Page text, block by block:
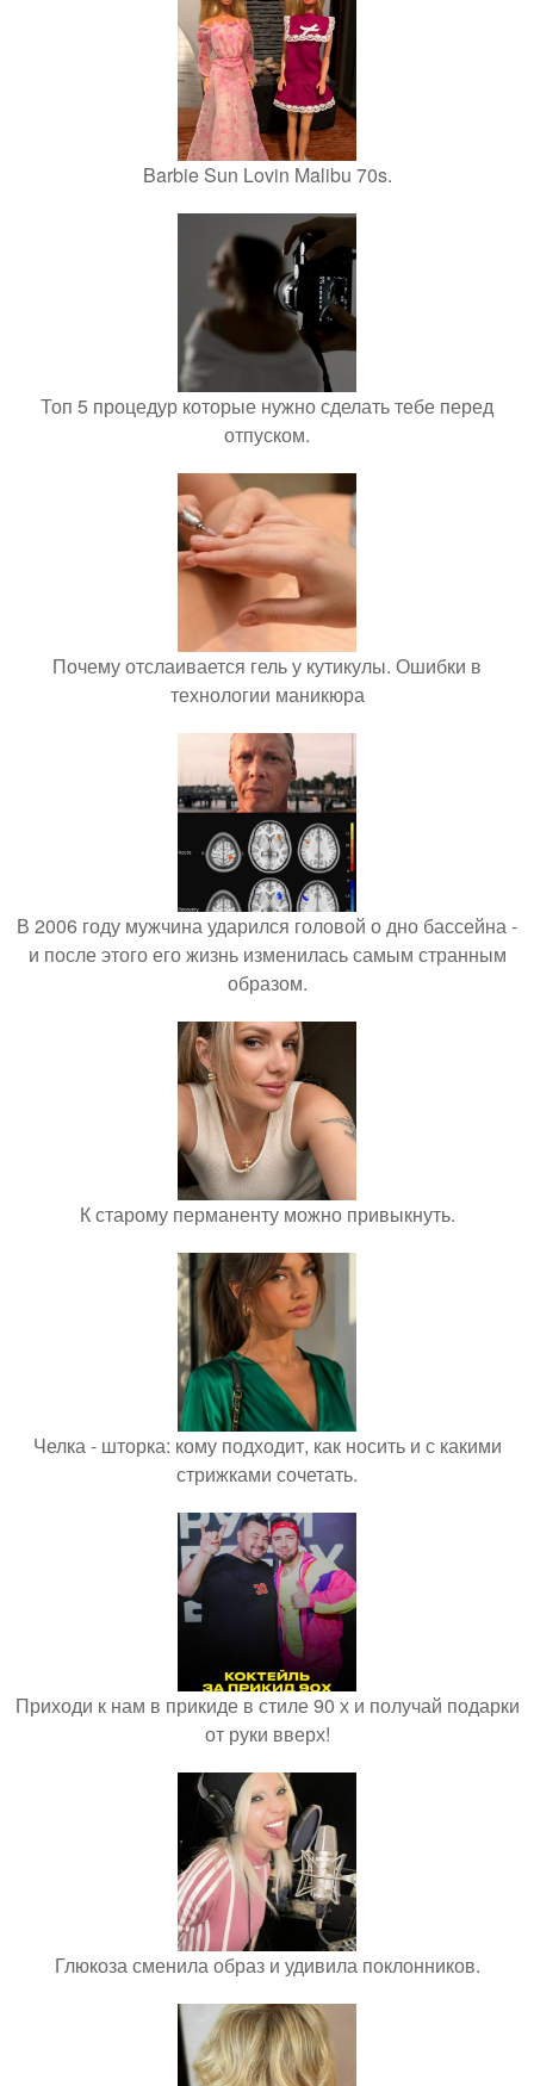
Barbie Sun Lovin Malibu 70s.
Топ 5 процедур которые нужно сделать тебе перед
отпуском.
Почему отслаивается гель у кутикулы. Ошибки в
технологии маникюра
В 2006 году мужчина ударился головой о дно бассейна -
и после этого его жизнь изменилась самым странным
образом.
К старому перманенту можно привыкнуть.
Челка - шторка: кому подходит, как носить и с какими
стрижками сочетать.
Приходи к нам в прикиде в стиле 90 х и получай подарки
от руки вверх!
Глюкоза сменила образ и удивила поклонников.